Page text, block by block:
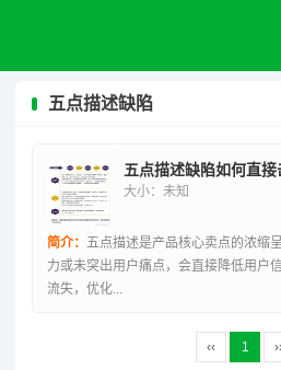
五点描述缺陷
大小：未知
简介： 五点描述是产品核心卖点的浓缩
力或未突出用户痛点，会直接降低用户
流失，优化...
‹‹ 1